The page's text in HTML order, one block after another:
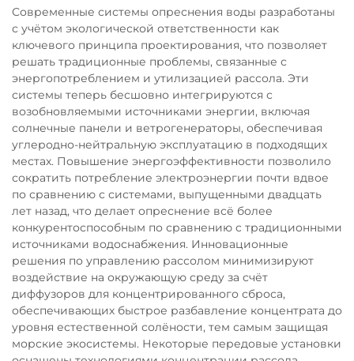
Современные системы опреснения воды разработаны
с учётом экологической ответственности как
ключевого принципа проектирования, что позволяет
решать традиционные проблемы, связанные с
энергопотреблением и утилизацией рассола. Эти
системы теперь бесшовно интегрируются с
возобновляемыми источниками энергии, включая
солнечные панели и ветрогенераторы, обеспечивая
углеродно-нейтральную эксплуатацию в подходящих
местах. Повышение энергоэффективности позволило
сократить потребление электроэнергии почти вдвое
по сравнению с системами, выпущенными двадцать
лет назад, что делает опреснение всё более
конкурентоспособным по сравнению с традиционными
источниками водоснабжения. Инновационные
решения по управлению рассолом минимизируют
воздействие на окружающую среду за счёт
диффузоров для концентрированного сброса,
обеспечивающих быстрое разбавление концентрата до
уровня естественной солёности, тем самым защищая
морские экосистемы. Некоторые передовые установки